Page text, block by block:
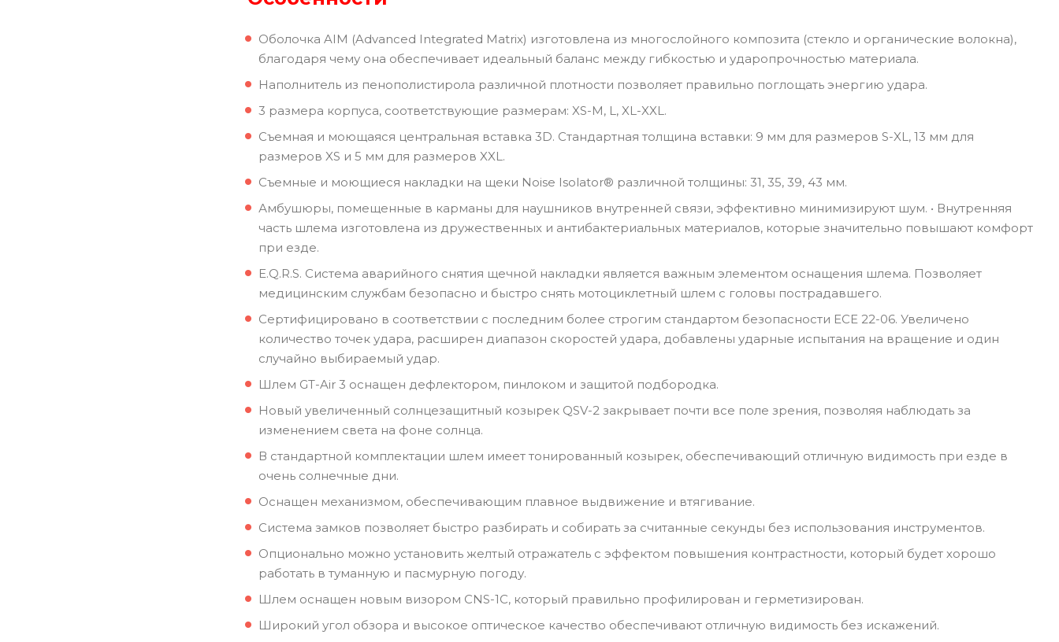
Оболочка AIM (Advanced Integrated Matrix) изготовлена из многослойного композита (стекло и органические волокна),
благодаря чему она обеспечивает идеальный баланс между гибкостью и ударопрочностью материала.
Наполнитель из пенополистирола различной плотности позволяет правильно поглощать энергию удара.
3 размера корпуса, соответствующие размерам: XS-M, L, XL-XXL.
Съемная и моющаяся центральная вставка 3D. Стандартная толщина вставки: 9 мм для размеров S-XL, 13 мм для
размеров XS и 5 мм для размеров XXL.
Съемные и моющиеся накладки на щеки Noise Isolator® различной толщины: 31, 35, 39, 43 мм.
Амбушюры, помещенные в карманы для наушников внутренней связи, эффективно минимизируют шум. • Внутренняя
часть шлема изготовлена из дружественных и антибактериальных материалов, которые значительно повышают комфорт
при езде.
E.Q.R.S. Система аварийного снятия щечной накладки является важным элементом оснащения шлема. Позволяет
медицинским службам безопасно и быстро снять мотоциклетный шлем с головы пострадавшего.
Сертифицировано в соответствии с последним более строгим стандартом безопасности ECE 22-06. Увеличено
количество точек удара, расширен диапазон скоростей удара, добавлены ударные испытания на вращение и один
случайно выбираемый удар.
Шлем GT-Air 3 оснащен дефлектором, пинлоком и защитой подбородка.
Новый увеличенный солнцезащитный козырек QSV-2 закрывает почти все поле зрения, позволяя наблюдать за
изменением света на фоне солнца.
В стандартной комплектации шлем имеет тонированный козырек, обеспечивающий отличную видимость при езде в
очень солнечные дни.
Оснащен механизмом, обеспечивающим плавное выдвижение и втягивание.
Система замков позволяет быстро разбирать и собирать за считанные секунды без использования инструментов.
Опционально можно установить желтый отражатель с эффектом повышения контрастности, который будет хорошо
работать в туманную и пасмурную погоду.
Шлем оснащен новым визором CNS-1C, который правильно профилирован и герметизирован.
Широкий угол обзора и высокое оптическое качество обеспечивают отличную видимость без искажений.